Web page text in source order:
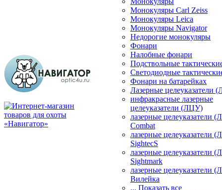
Монокуляры Carl Zeiss
Монокуляры Leica
Монокуляры Navigator
Недорогие монокуляры
Фонари
Налобные фонари
Подствольные
Светодиодные
Фонари на батарейках
Лазерные целеуказатели
инфракрасные лазерные
целеуказатели (ЛЦУ)
лазерные целеуказатели
Combat
лазерные целеуказатели
SightecS
лазерные целеуказатели
Sightmark
лазерные целеуказатели
Вилейка
... Показать все